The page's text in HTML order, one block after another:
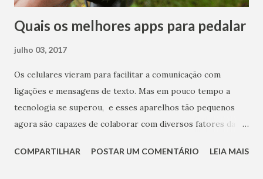
Quais os melhores apps para pedalar
julho 03, 2017
Os celulares vieram para facilitar a comunicação com
ligações e mensagens de texto. Mas em pouco tempo a
tecnologia se superou, e esses aparelhos tão pequenos
agora são capazes de colaborar com diversos fatores da
você curte andar de bicicleta ou está planejando aderir a
COMPARTILHAR POSTAR UM COMENTÁRIO LEIA MAIS